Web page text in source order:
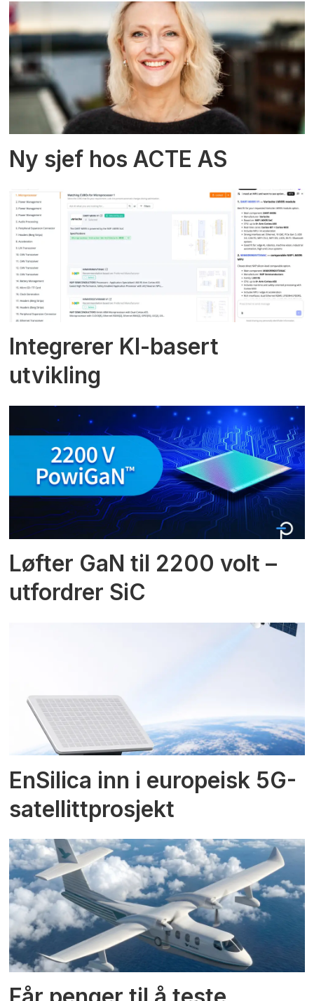
Ny sjef hos ACTE AS
Integrerer KI-basert
utvikling
Løfter GaN til 2200 volt –
utfordrer SiC
EnSilica inn i europeisk 5G-
satellittprosjekt